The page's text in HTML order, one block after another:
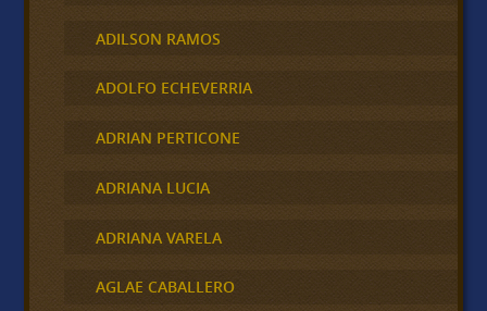
ADILSON RAMOS
ADOLFO ECHEVERRIA
ADRIAN PERTICONE
ADRIANA LUCIA
ADRIANA VARELA
AGLAE CABALLERO